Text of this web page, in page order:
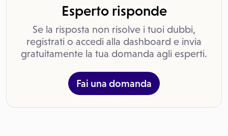
Esperto risponde
Se la risposta non risolve i tuoi dubbi,
registrati o accedi alla dashboard e invia
gratuitamente la tua domanda agli esperti.
Fai una domanda